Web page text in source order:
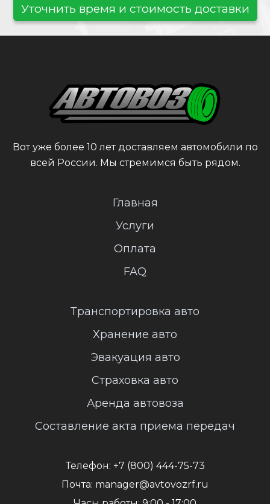
Уточнить время и стоимость доставки
Вот уже более 10 лет доставляем автомобили по
всей России. Мы стремимся быть рядом.
Главная
Услуги
Оплата
FAQ
Транспортировка авто
Хранение авто
Эвакуация авто
Страховка авто
Аренда автовоза
Составление акта приема передач
Телефон: +7 (800) 444-75-73
Почта: manager@avtovozrf.ru